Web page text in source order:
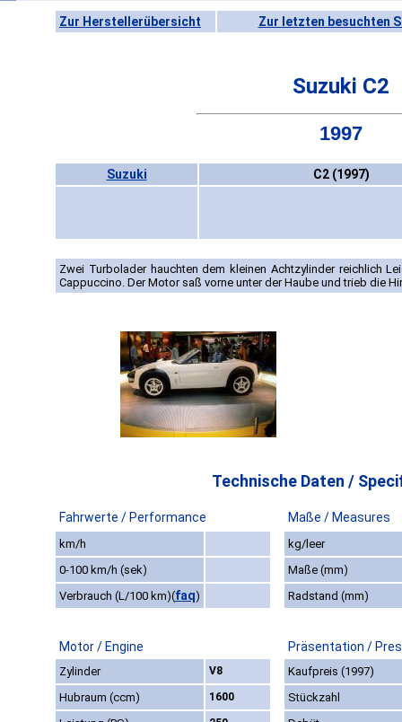
Zur Herstellerübersicht Zur letzten besuchten
Suzuki C2
1997
Suzuki C2 (1997)
Zwei Turbolader hauchten dem kleinen Achtzylinder reichlich
Cappuccino. Der Motor saß vorne unter der Haube und trieb die
Technische Daten /
Fahrwerte / Performance Maße / Measures
km/h
kg/leer
0-100 km/h (sek)
Maße (mm)
Verbrauch (L/100 km)(faq) Radstand (mm)
Motor / Engine Präsentation /
Zylinder V8
Kaufpreis (1997)
Hubraum (ccm)
1600
Stückzahl